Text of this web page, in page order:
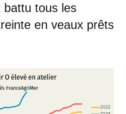
battu tous les
en veaux prêts